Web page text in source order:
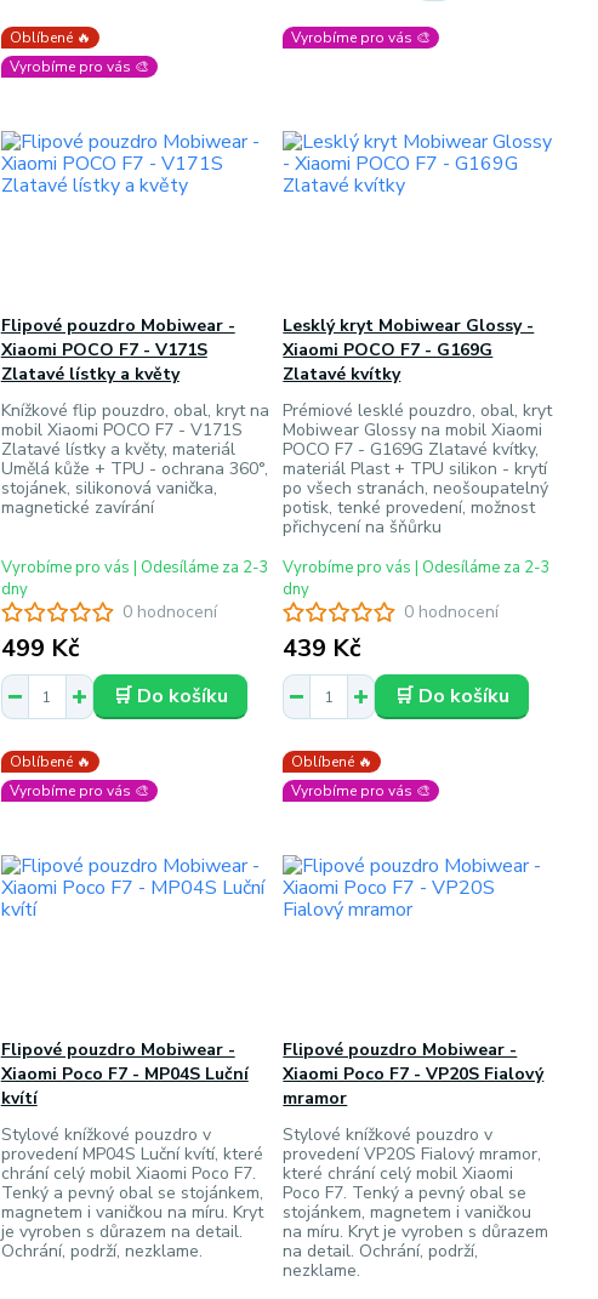
Oblíbené 🔥
Vyrobíme pro vás 🎨
0 hodnocení
Flipové pouzdro Mobiwear -
Xiaomi POCO F7 - V171S
Zlatavé lístky a květy
Knížkové flip pouzdro, obal, kryt na
mobil Xiaomi POCO F7 - V171S
Zlatavé lístky a květy, materiál
Umělá kůže + TPU - ochrana 360°,
stojánek, silikonová vanička,
magnetické zavírání
499 Kč
Vyrobíme pro vás | Odesíláme za 2-3
dny
🛒 Do košíku
Vyrobíme pro vás 🎨
0 hodnocení
Lesklý kryt Mobiwear Glossy -
Xiaomi POCO F7 - G169G
Zlatavé kvítky
Prémiové lesklé pouzdro, obal, kryt
Mobiwear Glossy na mobil Xiaomi
POCO F7 - G169G Zlatavé kvítky,
materiál Plast + TPU silikon - krytí
po všech stranách, neošoupatelný
potisk, tenké provedení, možnost
přichycení na šňůrku
439 Kč
Vyrobíme pro vás | Odesíláme za 2-3
dny
🛒 Do košíku
Oblíbené 🔥
Vyrobíme pro vás 🎨
Flipové pouzdro Mobiwear -
Xiaomi Poco F7 - MP04S Luční
kvítí
Stylové knížkové pouzdro v
provedení MP04S Luční kvítí, které
chrání celý mobil Xiaomi Poco F7.
Tenký a pevný obal se stojánkem,
magnetem i vaničkou na míru. Kryt
je vyroben s důrazem na detail.
Ochrání, podrží, nezklame.
Oblíbené 🔥
Vyrobíme pro vás 🎨
Flipové pouzdro Mobiwear -
Xiaomi Poco F7 - VP20S Fialový
mramor
Stylové knížkové pouzdro v
provedení VP20S Fialový mramor,
které chrání celý mobil Xiaomi
Poco F7. Tenký a pevný obal se
stojánkem, magnetem i vaničkou
na míru. Kryt je vyroben s důrazem
na detail. Ochrání, podrží,
nezklame.